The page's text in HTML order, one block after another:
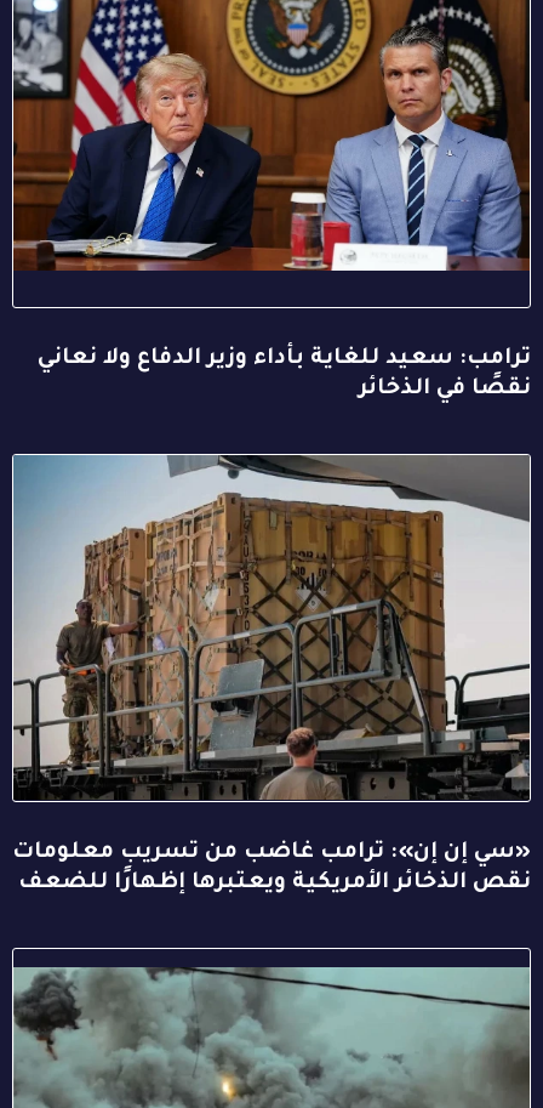
ترامب: سعيد للغاية بأداء وزير الدفاع ولا نعاني
نقصًا في الذخائر
«سي إن إن»: ترامب غاضب من تسريب معلومات
نقص الذخائر الأمريكية ويعتبرها إظهارًا للضعف